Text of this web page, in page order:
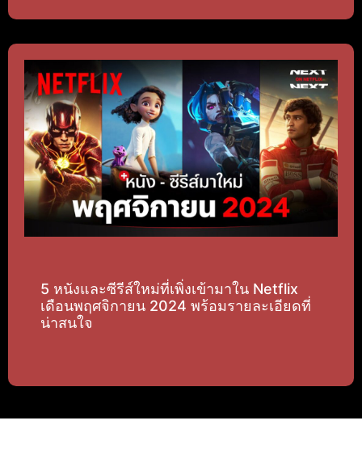
5 หนังและซีรีส์ใหม่ที่เพิ่งเข้ามาใน Netflix
เดือนพฤศจิกายน 2024 พร้อมรายละเอียดที่
น่าสนใจ